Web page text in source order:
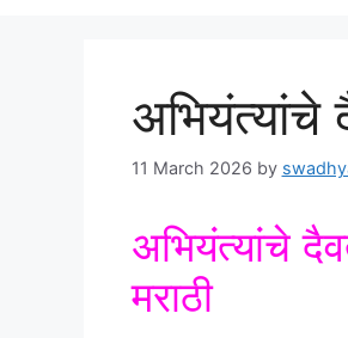
अभियंत्यांचे
11 March 2026 by
अभियंत्यांचे
मराठी